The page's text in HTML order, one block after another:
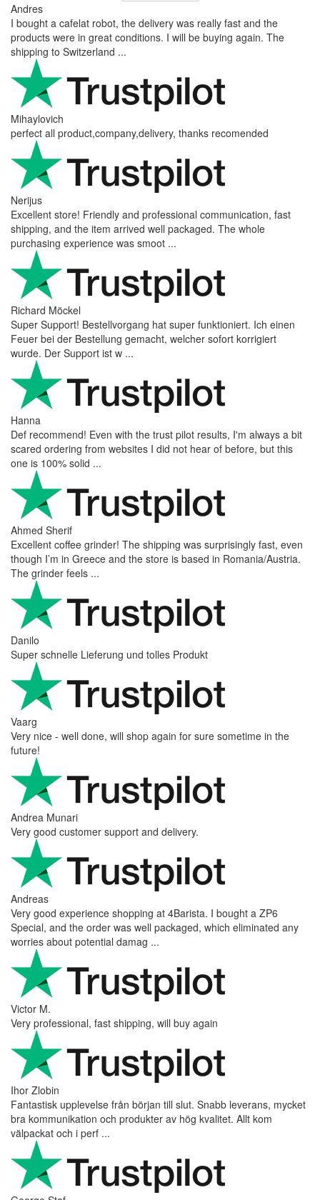
Andres
I bought a cafelat robot, the delivery was really fast and the
products were in great conditions. I will be buying again. The
shipping to Switzerland ...
Mihaylovich
perfect all product,company,delivery, thanks recomended
Nerijus
Excellent store! Friendly and professional communication, fast
shipping, and the item arrived well packaged. The whole
purchasing experience was smoot ...
Richard Möckel
Super Support! Bestellvorgang hat super funktioniert. Ich einen
Feuer bei der Bestellung gemacht, welcher sofort korrigiert
wurde. Der Support ist w ...
Hanna
Def recommend! Even with the trust pilot results, I'm always a bit
scared ordering from websites I did not hear of before, but this
one is 100% solid ...
Ahmed Sherif
Excellent coffee grinder! The shipping was surprisingly fast, even
though I’m in Greece and the store is based in Romania/Austria.
The grinder feels ...
Danilo
Super schnelle Lieferung und tolles Produkt
Vaarg
Very nice - well done, will shop again for sure sometime in the
future!
Andrea Munari
Very good customer support and delivery.
Andreas
Very good experience shopping at 4Barista. I bought a ZP6
Special, and the order was well packaged, which eliminated any
worries about potential damag ...
Victor M.
Very professional, fast shipping, will buy again
Ihor Zlobin
Fantastisk upplevelse från början till slut. Snabb leverans, mycket
bra kommunikation och produkter av hög kvalitet. Allt kom
välpackat och i perf ...